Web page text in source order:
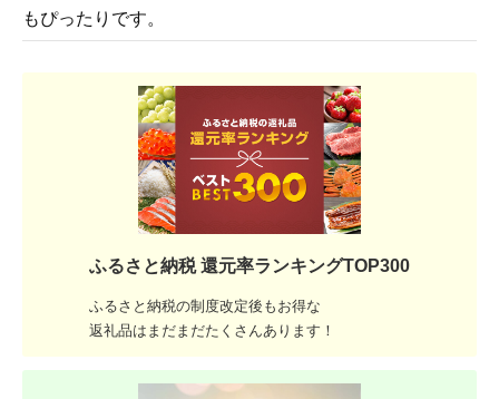
もぴったりです。
ふるさと納税 還元率ランキングTOP300
ふるさと納税の制度改定後もお得な
返礼品はまだまだたくさんあります！